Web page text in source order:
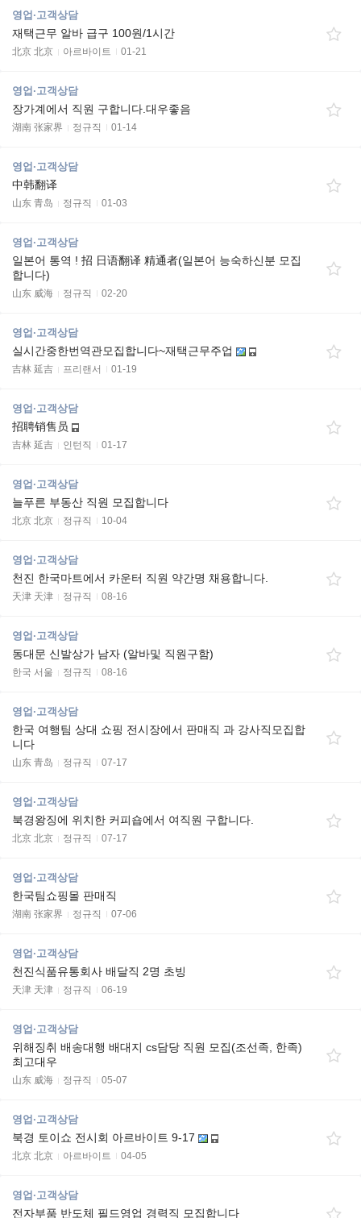
영업·고객상담
재택근무 알바 급구 100원/1시간
北京 北京 아르바이트 01-21
영업·고객상담
장가계에서 직원 구합니다.대우좋음
湖南 张家界 정규직 01-14
영업·고객상담
中韩翻译
山东 青岛 정규직 01-03
영업·고객상담
일본어 통역 ! 招 日语翻译 精通者(일본어 능숙하신분 모집
합니다)
山东 威海 정규직 02-20
영업·고객상담
실시간중한번역관모집합니다~재택근무주업
吉林 延吉 프리랜서 01-19
영업·고객상담
招聘销售员
吉林 延吉 인턴직 01-17
영업·고객상담
늘푸른 부동산 직원 모집합니다
北京 北京 정규직 10-04
영업·고객상담
천진 한국마트에서 카운터 직원 약간명 채용합니다.
天津 天津 정규직 08-16
영업·고객상담
동대문 신발상가 남자 (알바및 직원구함)
한국 서울 정규직 08-16
영업·고객상담
한국 여행팀 상대 쇼핑 전시장에서 판매직 과 강사직모집합
니다
山东 青岛 정규직 07-17
영업·고객상담
북경왕징에 위치한 커피숍에서 여직원 구합니다.
北京 北京 정규직 07-17
영업·고객상담
한국팀쇼핑몰 판매직
湖南 张家界 정규직 07-06
영업·고객상담
천진식품유통회사 배달직 2명 초빙
天津 天津 정규직 06-19
영업·고객상담
위해징취 배송대행 배대지 cs담당 직원 모집(조선족, 한족)
최고대우
山东 威海 정규직 05-07
영업·고객상담
북경 토이쇼 전시회 아르바이트 9-17
北京 北京 아르바이트 04-05
영업·고객상담
전자부품 반도체 필드영업 경력직 모집합니다